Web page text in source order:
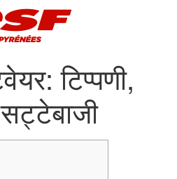
टिप्पणी,